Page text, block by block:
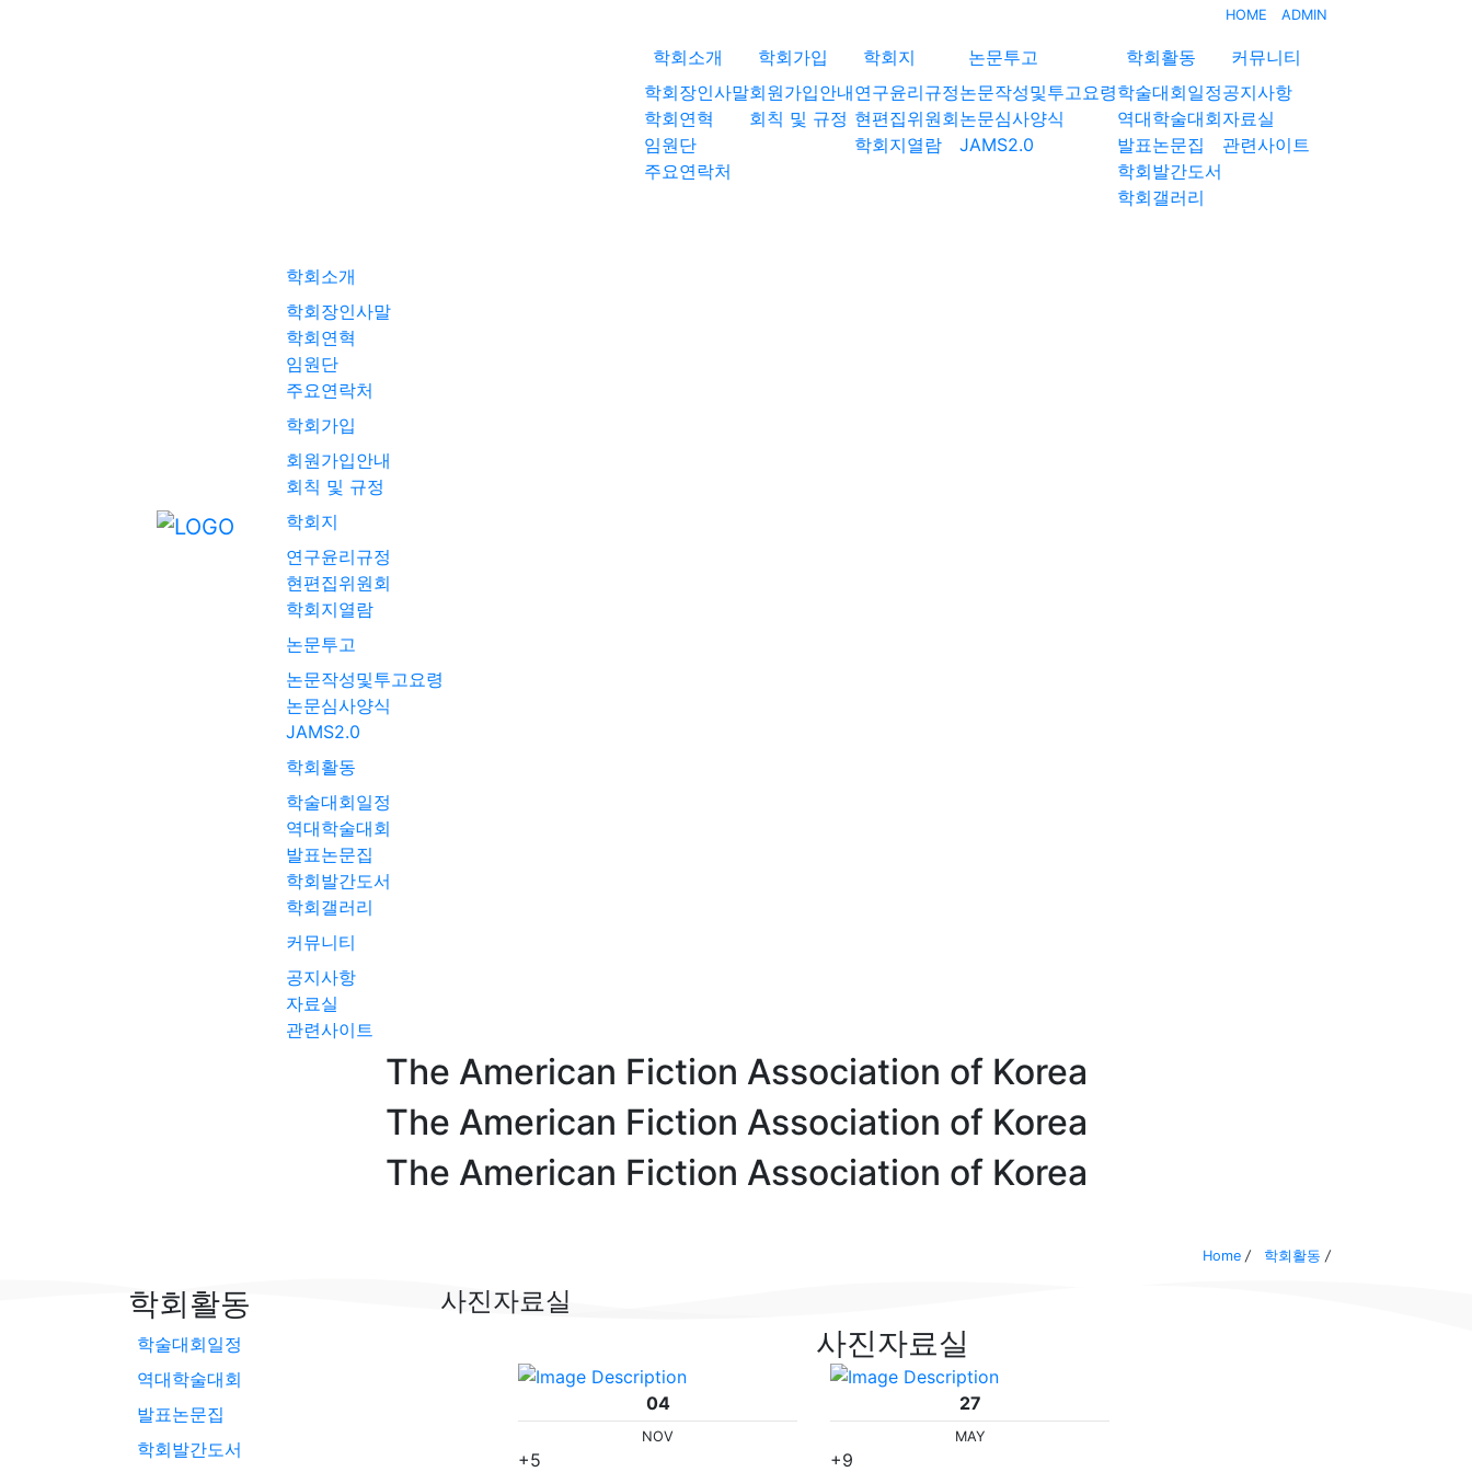
HOME ADMIN
학회소개
학회장인사말
학회연혁
임원단
주요연락처
학회가입
회원가입안내
회칙 및 규정
학회지
연구윤리규정
현편집위원회
학회지열람
논문투고
논문작성및투고요령
논문심사양식
JAMS2.0
학회활동
학술대회일정
역대학술대회
발표논문집
학회발간도서
학회갤러리
커뮤니티
공지사항
자료실
관련사이트
학회소개
학회장인사말
학회연혁
임원단
주요연락처
학회가입
회원가입안내
회칙 및 규정
학회지
연구윤리규정
현편집위원회
학회지열람
논문투고
논문작성및투고요령
논문심사양식
JAMS2.0
학회활동
학술대회일정
역대학술대회
발표논문집
학회발간도서
학회갤러리
커뮤니티
공지사항
자료실
관련사이트
The American Fiction Association ofKorea
The American Fiction Association ofKorea
The American Fiction Association ofKorea
Home / 학회활동 /
학회활동
학술대회일정
역대학술대회
발표논문집
학회발간도서
사진자료실
사진자료실
04
NOV
+5
27
MAY
+9